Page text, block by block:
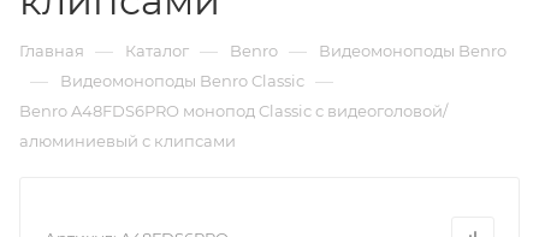
Главная — Каталог — Benro — Видеомоноподы Benro
— Видеомоноподы Benro Classic —
Benro A48FDS6PRO монопод Classic с видеоголовой/
алюминиевый с клипсами